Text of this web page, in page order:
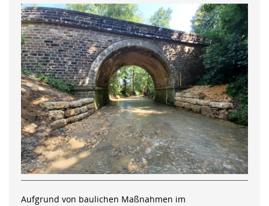
Aufgrund von baulichen Maßnahmen im